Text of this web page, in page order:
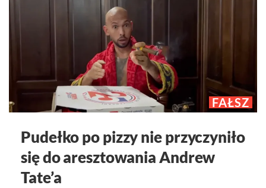
FAŁSZ
Pudełko po pizzy nie przyczyniło
się do aresztowania Andrew
Tate’a